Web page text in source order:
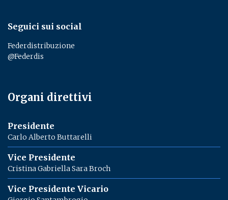
Seguici sui social
Federdistribuzione
@Federdis
Organi direttivi
Presidente
Carlo Alberto Buttarelli
Vice Presidente
Cristina Gabriella Sara Broch
Vice Presidente Vicario